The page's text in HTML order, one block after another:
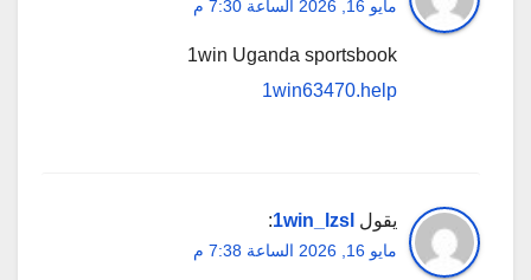
مايو 16, 2026 الساعة 7:30 م
1win Uganda sportsbook
1win63470.help
يقول 1win_lzsl
:
مايو 16, 2026 الساعة 7:38 م